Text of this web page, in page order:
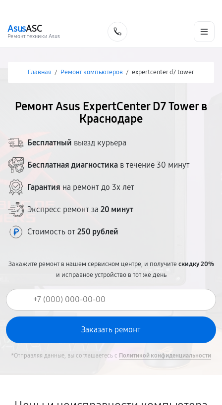
AsusASC
Ремонт техники Asus
Главная / Ремонт компьютеров / expertcenter d7 tower
Ремонт Asus ExpertCenter D7 Tower в
Краснодаре
Бесплатный выезд курьера
Бесплатная диагностика в течение 30 минут
Гарантия на ремонт до 3х лет
Экспресс ремонт за 20 минут
Стоимость от 250 рублей
Закажите ремонт в нашем сервисном центре, и получитескидку 20%
и исправное устройство в тот же день
*Отправляя данные, вы соглашаетесь с Политикой конфиденциальности